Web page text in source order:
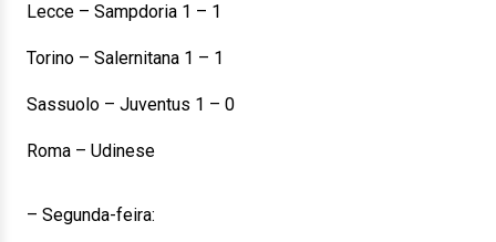
Lecce – Sampdoria 1 – 1
Torino – Salernitana 1 – 1
Sassuolo – Juventus 1 – 0
Roma – Udinese
– Segunda-feira: